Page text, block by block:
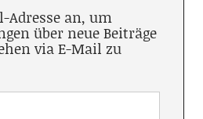
Adresse an, um
über neue Beiträge
via E-Mail zu